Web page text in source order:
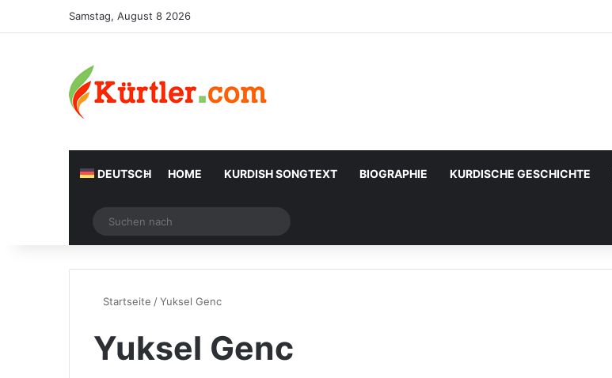
Samstag, August 8 2026
DEUTSCH HOME KURDISH SONGTEXT BIOGRAPHIE KURDISCHE GESCHICHTE
Zufälliger Artikel
nach
Startseite /Yuksel Genc
Yuksel Genc